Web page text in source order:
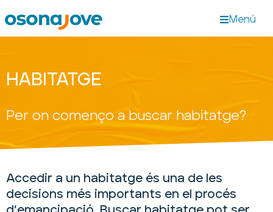
Menú
HABITATGE
Per on començo a buscar habitatge?
Accedir a un habitatge és una de les
decisions més importants en el procés